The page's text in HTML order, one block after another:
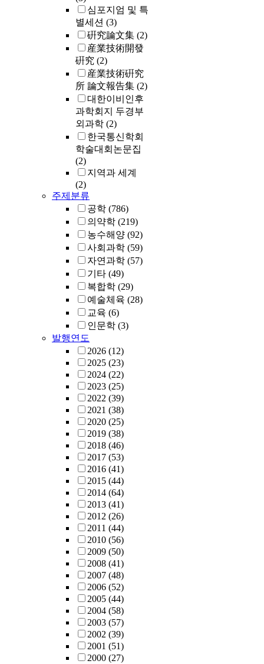
심포지엄 및 특
별세션 (3)
硏究論文集 (2)
産業技術開發
硏究 (2)
産業技術硏究
所 論文報告集 (2)
대한이비인후
과학회지 두경부
외과학 (2)
한국통신학회
학술대회논문집
(2)
지역과 세계
(2)
주제분류
공학 (786)
의약학 (219)
농수해양 (92)
사회과학 (59)
자연과학 (57)
기타 (49)
복합학 (29)
예술체육 (28)
교육 (6)
인문학 (3)
발행연도
2026 (12)
2025 (23)
2024 (22)
2023 (25)
2022 (39)
2021 (38)
2020 (25)
2019 (38)
2018 (46)
2017 (53)
2016 (41)
2015 (44)
2014 (64)
2013 (41)
2012 (26)
2011 (44)
2010 (56)
2009 (50)
2008 (41)
2007 (48)
2006 (52)
2005 (44)
2004 (58)
2003 (57)
2002 (39)
2001 (51)
2000 (27)